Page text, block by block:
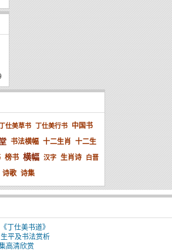
丁仕美草书 丁仕美行书
中国书
书法横幅 十二生肖 十二生
榜书 横幅 汉字 生肖诗 白晋
诗歌 诗集
丁仕美书道》
平及书法赏析
高清欣赏